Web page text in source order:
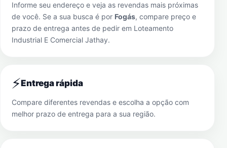
Informe seu endereço e veja as revendas mais próximas
de você. Se a sua busca é por Fogás, compare preço e
prazo de entrega antes de pedir em Loteamento
Industrial E Comercial Jathay.
⚡Entrega rápida
Compare diferentes revendas e escolha a opção com
melhor prazo de entrega para a sua região.